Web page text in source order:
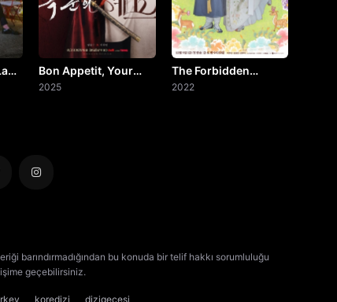
Bon Appetit, Your
Majesty
2025
The Forbidden
Marriage
2022
barındırmadığından bu konuda bir telif hakkı sorumluluğu
geçebilirsiniz.
koredizi dizigecesi